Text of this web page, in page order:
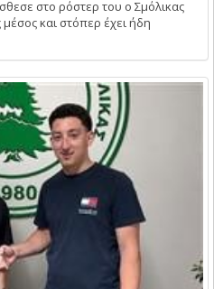
στο ρόστερ του ο Σμόλικας
και στόπερ έχει ήδη